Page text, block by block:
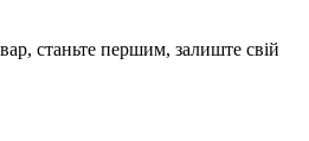
станьте першим, залиште свій